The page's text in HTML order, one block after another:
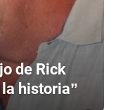
de Rick
historia”